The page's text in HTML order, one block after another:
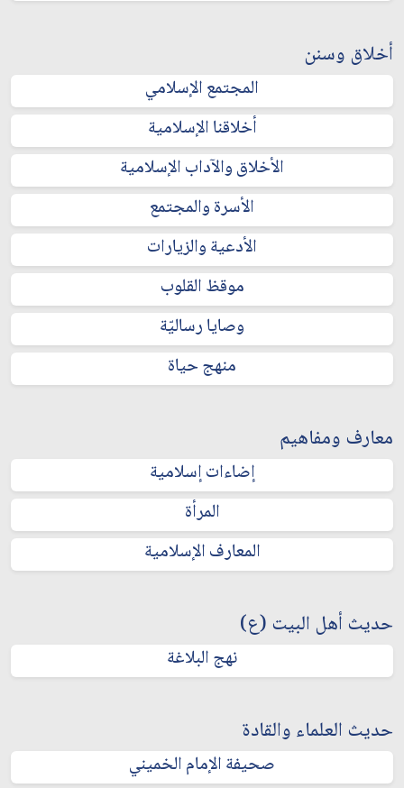
أخلاق وسنن
المجتمع الإسلامي
أخلاقنا الإسلامية
الأخلاق والآداب الإسلامية
الأسرة والمجتمع
الأدعية والزيارات
موقظ القلوب
وصايا رساليّة
منهج حياة
معارف ومفاهيم
إضاءات إسلامية
المرأة
المعارف الإسلامية
حديث أهل البيت (ع)
نهج البلاغة
حديث العلماء والقادة
صحيفة الإمام الخميني